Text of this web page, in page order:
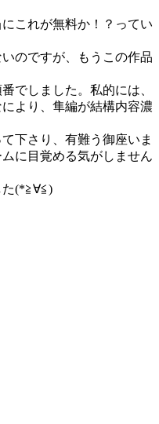
これが無料か！？ってい
のですが、もうこの作品
でしました。私的には、
より、隼編が結構内容濃
下さり、有難う御座いま
に目覚める気がしません
(*≧∀≦)ゞ